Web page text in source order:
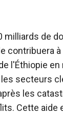
milliards de
contribuera
l'Éthiopie
secteurs
les
Cette aide